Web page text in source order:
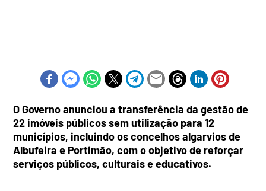
O Governo anunciou a transferência da gestão de
22 imóveis públicos sem utilização para 12
municípios, incluindo os concelhos algarvios de
Albufeira e Portimão, com o objetivo de reforçar
serviços públicos, culturais e educativos.